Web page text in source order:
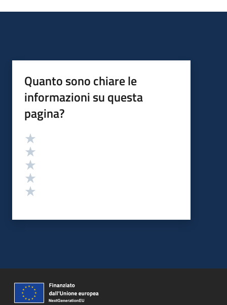
Quanto sono chiare le
informazioni su questa
pagina?
Valutazione